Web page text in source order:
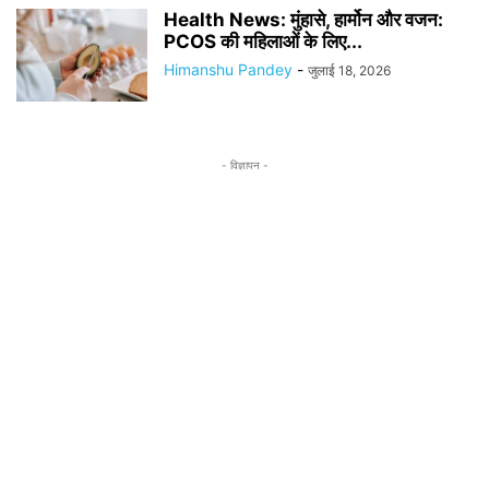
Health News: मुंहासे, हार्मोन और वजन:
PCOS की महिलाओं के लिए...
Himanshu Pandey - जुलाई 18, 2026
- विज्ञापन -